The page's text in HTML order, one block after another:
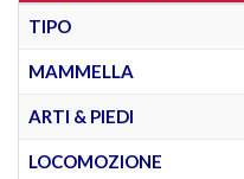
TIPO
MAMMELLA
ARTI & PIEDI
LOCOMOZIONE